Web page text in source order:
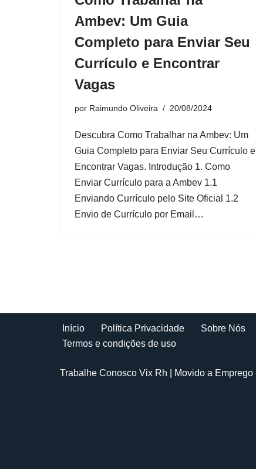
Ambev: Um Guia
Completo para Enviar Seu
Currículo e Encontrar
Vagas
por Raimundo Oliveira 20/08/2024
Descubra Como Trabalhar na Ambev: Um
Guia Completo para Enviar Seu Currículo e
Encontrar Vagas. Introdução 1. Como
Enviar Currículo para a Ambev 1.1
Enviando Currículo pelo Site Oficial 1.2
Envio de Currículo por Email…
Início Política Privacidade
Sobre Nós
Termos e condições de uso
Trabalhe Conosco Vix Rh | Movido a Emprego